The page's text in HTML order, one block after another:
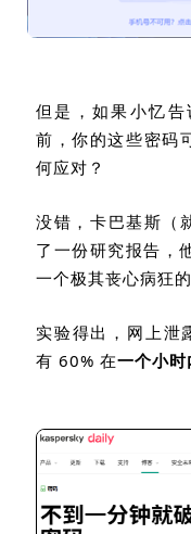
但是，如果小忆
前，你的这些密码
何应对？
没错，卡巴基斯（
了一份研究报告，
一个极其丧心病狂的
实验得出，网上泄
有 60% 在一个小